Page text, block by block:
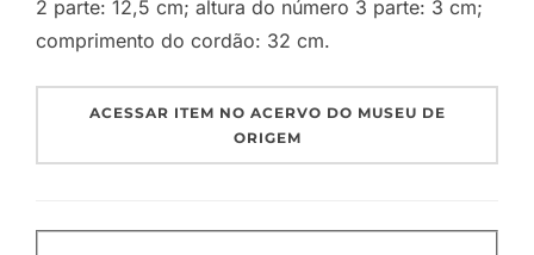
2 parte: 12,5 cm; altura do número 3 parte: 3 cm;
comprimento do cordão: 32 cm.
ACESSAR ITEM NO ACERVO DO MUSEU DE
ORIGEM